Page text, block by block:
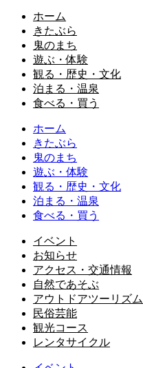
ホーム
きたぶら
鬼のまち
遊ぶ・体験
観る・歴史・文化
泊まる・温泉
食べる・買う
ホーム
きたぶら
鬼のまち
遊ぶ・体験
観る・歴史・文化
泊まる・温泉
食べる・買う
イベント
お知らせ
アクセス・交通情報
自然であそぶ
アウトドアツーリズム
民俗芸能
観光コース
レンタサイクル